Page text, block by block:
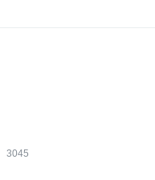
3045